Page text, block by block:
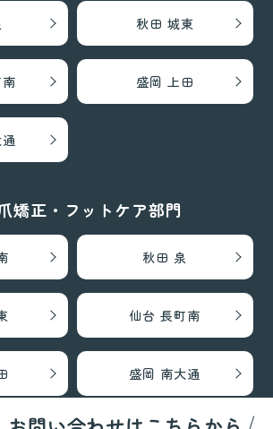
秋田 城東
盛岡 上田
矯正・フットケア部門
秋田 泉
仙台 長町南
盛岡 南大通